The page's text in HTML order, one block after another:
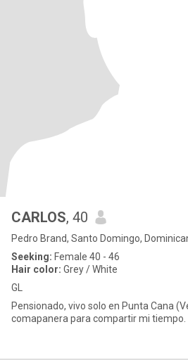
CARLOS, 40
Pedro Brand, Santo Domingo,
Seeking: Female 40 - 46
Hair color: Grey / White
GL
Pensionado, vivo solo en Punta Cana
comapanera para compartir mi tiempo.